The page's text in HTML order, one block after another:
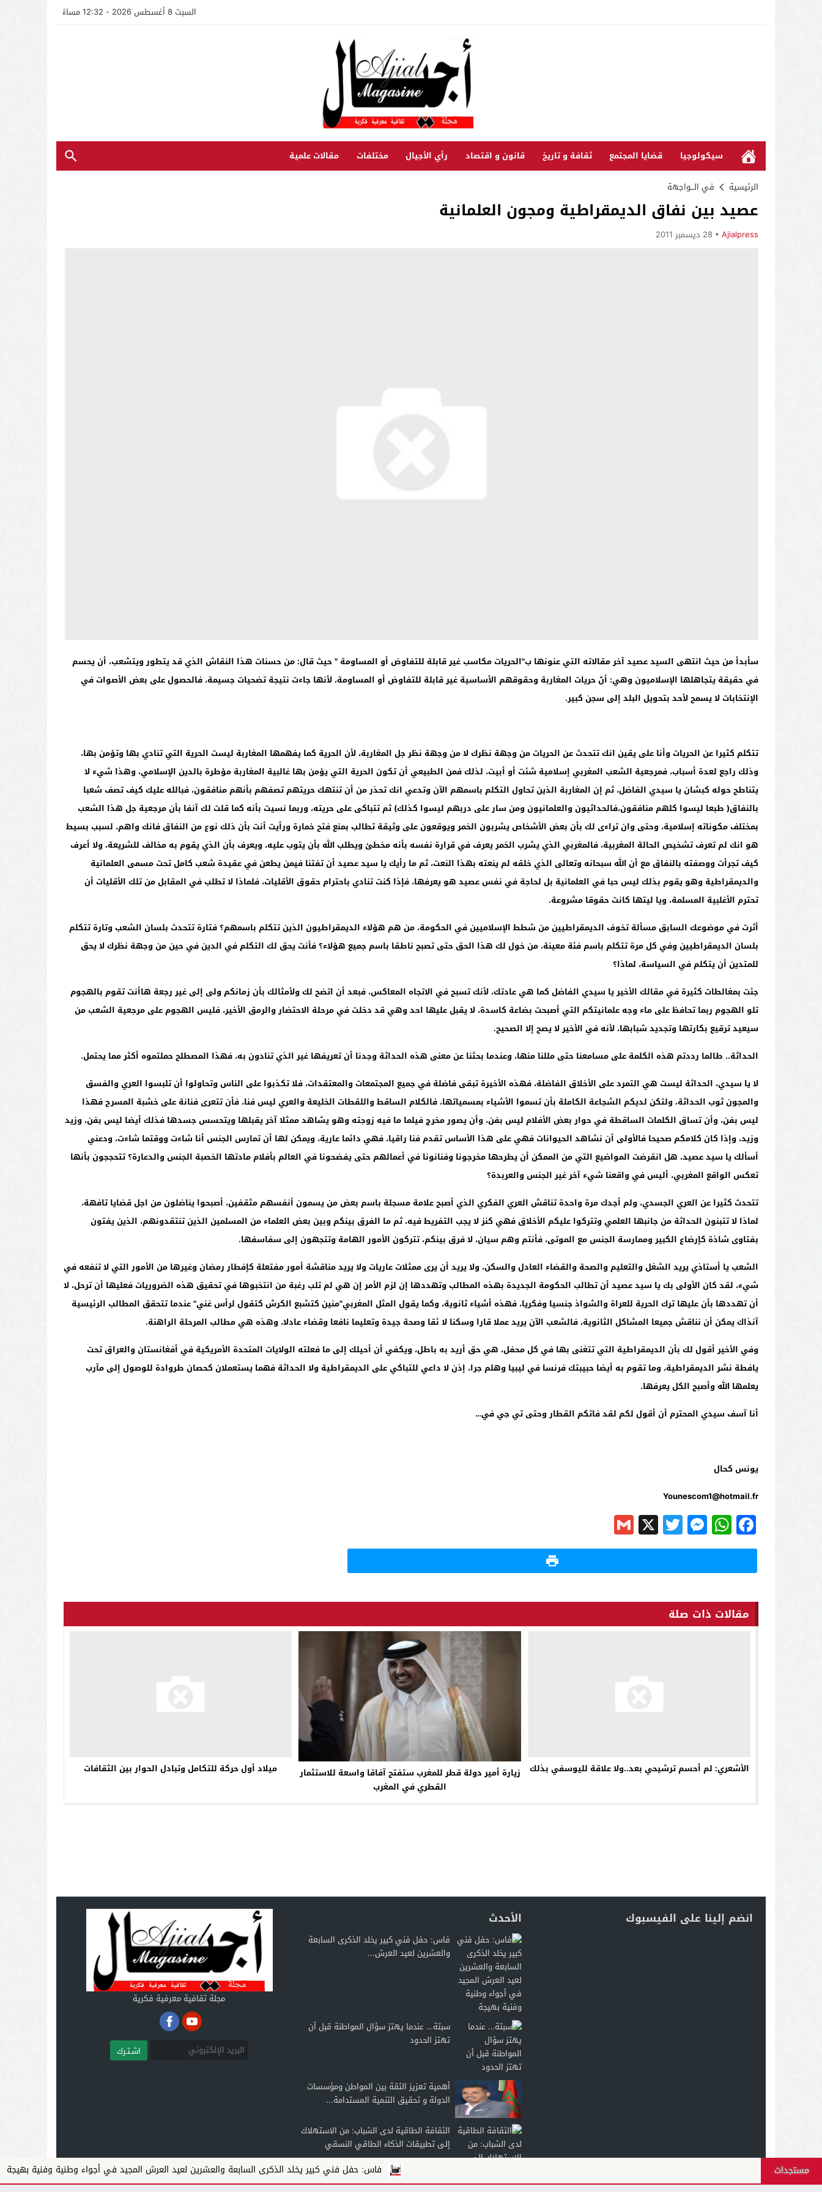
السبت 8 أغسطس 2026 - 12:32 مساءً
سيكولوجيا قضايا المجتمع ثقافة و تاريخ قانون و اقتصاد رأي الأجيال مختلفات مقالات علمية
الرئيسية في الـــواجهة
عصيد بين نفاق الديمقراطية ومجون العلمانية
Ajialpress 28 ديسمبر 2011
سأبدأ من حيث انتهى السيد عصيد آخر مقالاته التي عنونها ب"الحريات مكاسب غير قابلة للتفاوض أو المساومة " حيث قال: من حسنات هذا النقاش الذي قد يتطور ويتشعب، أن يحسم
في حقيقة يتجاهلها الإسلاميون وهي: أنّ حريات المغاربة وحقوقهم الأساسية غير قابلة للتفاوض أو المساومة، لأنها جاءت نتيجة تضحيات جسيمة، فالحصول على بعض الأصوات في
الإنتخابات لا يسمح لأحد بتحويل البلد إلى سجن كبير.
تتكلم كثيرا عن الحريات وأنا على يقين انك تتحدث عن الحريات من وجهة نظرك لا من وجهة نظر جل المغاربة، لأن الحرية كما يفهمها المغاربة ليست الحرية التي تنادي بها وتؤمن بها،
وذلك راجع لعدة أسباب، فمرجعية الشعب المغربي إسلامية شئت أو أبيت، لذلك فمن الطبيعي أن تكون الحرية التي يؤمن بها غالبية المغاربة مؤطرة بالدين الإسلامي، وهذا شيء لا
يتناطح حوله كبشان يا سيدي الفاضل، ثم إن المغاربة الذين تحاول التكلم باسمهم الآن وتدعي انك تحذر من أن تنتهك حريتهم تصفهم بأنهم منافقون، فبالله عليك كيف تصف شعبا
بالنفاق( طبعا ليسوا كلهم منافقون،فالحداثيون والعلمانيون ومن سار على دربهم ليسوا كذلك) ثم تتباكى على حريته، وربما نسيت بأنه كما قلت لك آنفا بأن مرجعية جل هذا الشعب
بمختلف مكوناته إسلامية، وحتى وان تراءى لك بأن بعض الأشخاص يشربون الخمر ويوقعون على وثيقة تطالب بمنع فتح خمارة ورأيت أنت بأن ذلك نوع من النفاق فانك واهم، لسبب بسيط
هو انك لم تعرف تشخيص الحالة المغربية، فالمغربي الذي يشرب الخمر يعرف في قرارة نفسه بأنه مخطئ ويطلب الله بأن يتوب عليه، ويعرف بأن الذي يقوم به مخالف للشريعة، ولا أعرف
كيف تجرأت ووصفته بالنفاق مع أن الله سبحانه وتعالى الذي خلقه لم ينعته بهذا النعت، ثم ما رأيك يا سيد عصيد أن تفتنا فيمن يطعن في عقيدة شعب كامل تحت مسمى العلمانية
والديمقراطية وهو يقوم بذلك ليس حبا في العلمانية بل لحاجة في نفس عصيد هو يعرفها، فإذا كنت تنادي باحترام حقوق الأقليات، فلماذا لا تطلب في المقابل من تلك الأقليات أن
تحترم الأغلبية المسلمة، ويا ليتها كانت حقوقا مشروعة.
أثرت في موضوعك السابق مسألة تخوف الديمقراطيين من شطط الإسلاميين في الحكومة، من هم هؤلاء الديمقراطيون الذين تتكلم باسمهم؟ فتارة تتحدث بلسان الشعب وتارة تتكلم
بلسان الديمقراطيين وفي كل مرة تتكلم باسم فئة معينة، من خول لك هذا الحق حتى تصبح ناطقا باسم جميع هؤلاء؟ فأنت يحق لك التكلم في الدين في حين من وجهة نظرك لا يحق
للمتدين أن يتكلم في السياسة، لماذا؟
جئت بمغالطات كثيرة في مقالك الأخير يا سيدي الفاضل كما هي عادتك، لأنك تسبح في الاتجاه المعاكس، فبعد أن اتضح لك ولأمثالك بأن زمانكم ولى إلى غير رجعة هاأنت تقوم بالهجوم
تلو الهجوم ربما تحافظ على ماء وجه علمانيتكم التي أصبحت بضاعة كاسدة، لا يقبل عليها احد وهي قد دخلت في مرحلة الاحتضار والرمق الأخير، فليس الهجوم على مرجعية الشعب من
سيعيد ترقيع بكارتها وتجديد شبابها، لأنه في الأخير لا يصح إلا الصحيح.
الحداثة.. طالما رددتم هذه الكلمة على مسامعنا حتى مللنا منها، وعندما بحثنا عن معنى هذه الحداثة وجدنا أن تعريفها غير الذي تنادون به، فهذا المصطلح حملتموه أكثر مما يحتمل.
لا يا سيدي، الحداثة ليست هي التمرد على الأخلاق الفاضلة، فهذه الأخيرة تبقى فاضلة في جميع المجتمعات والمعتقدات، فلا تكذبوا على الناس وتحاولوا أن تلبسوا العري والفسق
والمجون ثوب الحداثة، ولتكن لديكم الشجاعة الكاملة بأن تسموا الأشياء بمسمياتها، فالكلام الساقط واللقطات الخليعة والعري ليس فنا، فأن تتعرى فنانة على خشبة المسرح فهذا
ليس بفن، وأن تساق الكلمات الساقطة في حوار بعض الأفلام ليس بفن، وأن يصور مخرج فيلما ما فيه زوجته وهو يشاهد ممثلا آخر يقبلها ويتحسس جسدها فذلك أيضا ليس بفن، وزيد
وزيد، وإذا كان كلامكم صحيحا فالأولى أن نشاهد الحيوانات فهي على هذا الأساس تقدم فنا راقيا، فهي دائما عارية، ويمكن لها أن تمارس الجنس أنا شاءت ووقتما شاءت، ودعني
أسألك يا سيد عصيد، هل انقرضت المواضيع التي من الممكن أن يطرحها مخرجونا وفنانونا في أعمالهم حتى يفضحونا في العالم بأفلام مادتها الخصبة الجنس والدعارة؟ تتحججون بأنها
تعكس الواقع المغربي، أليس في واقعنا شيء آخر غير الجنس والعربدة؟
تتحدث كثيرا عن العري الجسدي، ولم أجدك مرة واحدة تناقش العري الفكري الذي أصبح علامة مسجلة باسم بعض من يسمون أنفسهم مثقفين، أصبحوا يناضلون من اجل قضايا تافهة،
لماذا لا تتبنون الحداثة من جانبها العلمي وتتركوا عليكم الأخلاق فهي كنز لا يجب التفريط فيه، ثم ما الفرق بينكم وبين بعض العلماء من المسلمين الذين تنتقدونهم، الذين يفتون
بفتاوى شاذة كإرضاع الكبير وممارسة الجنس مع الموتى، فأنتم وهم سيان، لا فرق بينكم، تتركون الأمور الهامة وتتجهون إلى سفاسفها.
الشعب يا أستاذي يريد الشغل والتعليم والصحة والقضاء العادل والسكن، ولا يريد أن يرى ممثلات عاريات ولا يريد مناقشة أمور مفتعلة كإفطار رمضان وغيرها من الأمور التي لا تنفعه في
شيء، لقد كان الأولى بك يا سيد عصيد أن تطالب الحكومة الجديدة بهذه المطالب وتهددها إن لزم الأمر إن هي لم تلب رغبة من انتخبوها في تحقيق هذه الضروريات فعليها أن ترحل، لا
أن تهددها بأن عليها ترك الحرية للعراة والشواذ جنسيا وفكريا، فهذه أشياء ثانوية، وكما يقول المثل المغربي"منين كتشبع الكرش كتقول لرأس غني" عندما تتحقق المطالب الرئيسية
آنذاك يمكن أن نناقش جميعا المشاكل الثانوية، فالشعب الآن يريد عملا قارا وسكنا لا ئقا وصحة جيدة وتعليما نافعا وقضاء عادلا، وهذه هي مطالب المرحلة الراهنة.
وفي الأخير أقول لك بأن الديمقراطية التي تتغنى بها في كل محفل، هي حق أريد به باطل، ويكفي أن أحيلك إلى ما فعلته الولايات المتحدة الأمريكية في أفغانستان والعراق تحت
يافطة نشر الديمقراطية، وما تقوم به أيضا حبيبتك فرنسا في ليبيا وهلم جرا، إذن لا داعي للتباكي على الديمقراطية ولا الحداثة فهما يستعملان كحصان طروادة للوصول إلى مآرب
يعلمها الله وأصبح الكل يعرفها.
أنا آسف سيدي المحترم أن أقول لكم لقد فاتكم القطار وحتى تي جي في…
يونس كحال
Younescom1@hotmail.fr
Facebook
WhatsApp
Messenger
Twitter
X
Gmail
مقالات ذات صلة
الأشعري: لم أحسم ترشيحي بعد..ولا علاقة لليوسفي بذلك
زيارة أمير دولة قطر للمغرب ستفتح آفاقا واسعة للاستثمار
القطري في المغرب
ميلاد أول حركة للتكامل وتبادل الحوار بين الثقافات
انضم إلينا على الفيسبوك الأحدث
فاس: حفل فني كبير يخلد الذكرى السابعة
والعشرين لعيد العرش...
سبتة… عندما يهتز سؤال المواطنة قبل أن
تهتز الحدود
أهمية تعزيز الثقة بين المواطن ومؤسسات
الدولة و تحقيق التنمية المستدامة...
الثقافة الطاقية لدى الشباب: من الاستهلاك
إلى تطبيقات الذكاء الطاقي النسقي
مجلة ثقافية معرفية فكرية
اشـتـرك
مستجدات فاس: حفل فني كبير يخلد الذكرى السابعة والعشرين لعيد العرش المجيد في أجواء وطنية وفنية بهيجة